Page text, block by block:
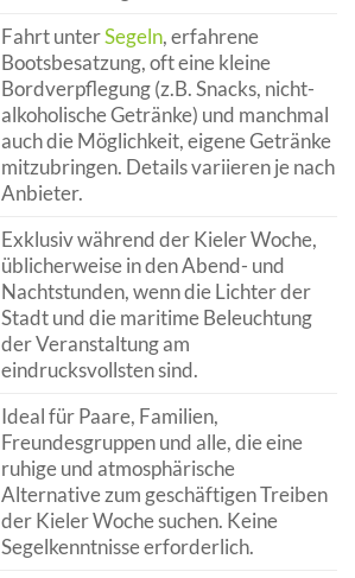
Fahrt unterSegeln, erfahrene
Bootsbesatzung, oft eine kleine
Bordverpflegung (z.B. Snacks, nicht-
alkoholische Getränke) und manchmal
auch die Möglichkeit, eigene Getränke
mitzubringen. Details variieren je nach
Anbieter.
Exklusiv während der Kieler Woche,
üblicherweise in den Abend- und
Nachtstunden, wenn die Lichter der
Stadt und die maritime Beleuchtung
der Veranstaltung am
eindrucksvollsten sind.
Ideal für Paare, Familien,
Freundesgruppen und alle, die eine
ruhige und atmosphärische
Alternative zum geschäftigen Treiben
der Kieler Woche suchen. Keine
Segelkenntnisse erforderlich.